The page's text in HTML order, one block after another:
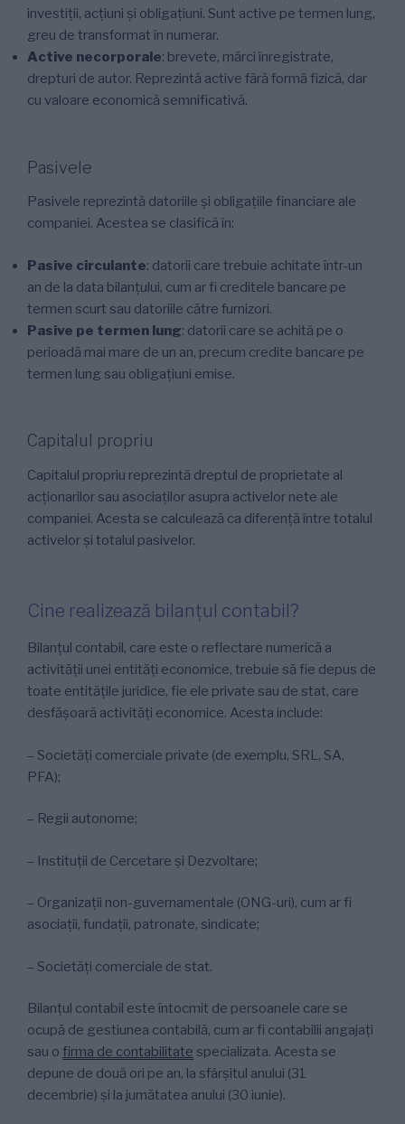
investiții, acțiuni și obligațiuni. Sunt active pe termen lung,
greu de transformat în numerar.
Active necorporale: brevete, mărci înregistrate,
drepturi de autor. Reprezintă active fără formă fizică, dar
cu valoare economică semnificativă.
Pasivele
Pasivele reprezintă datoriile și obligațiile financiare ale
companiei. Acestea se clasifică în:
Pasive circulante: datorii care trebuie achitate într-un
an de la data bilanțului, cum ar fi creditele bancare pe
termen scurt sau datoriile către furnizori.
Pasive pe termen lung: datorii care se achită pe o
perioadă mai mare de un an, precum credite bancare pe
termen lung sau obligațiuni emise.
Capitalul propriu
Capitalul propriu reprezintă dreptul de proprietate al
acționarilor sau asociaților asupra activelor nete ale
companiei. Acesta se calculează ca diferență între totalul
activelor și totalul pasivelor.
Cine realizează bilanțul contabil?
Bilanțul contabil, care este o reflectare numerică a
activității unei entități economice, trebuie să fie depus de
toate entitățile juridice, fie ele private sau de stat, care
desfășoară activități economice. Acesta include:
– Societăți comerciale private (de exemplu, SRL, SA,
PFA);
– Regii autonome;
– Instituții de Cercetare și Dezvoltare;
– Organizații non-guvernamentale (ONG-uri), cum ar fi
asociații, fundații, patronate, sindicate;
– Societăți comerciale de stat.
Bilanțul contabil este întocmit de persoanele care se
ocupă de gestiunea contabilă, cum ar fi contabilii angajați
sau o firma de contabilitate specializata. Acesta se
depune de două ori pe an, la sfârșitul anului (31
decembrie) și la jumătatea anului (30 iunie).